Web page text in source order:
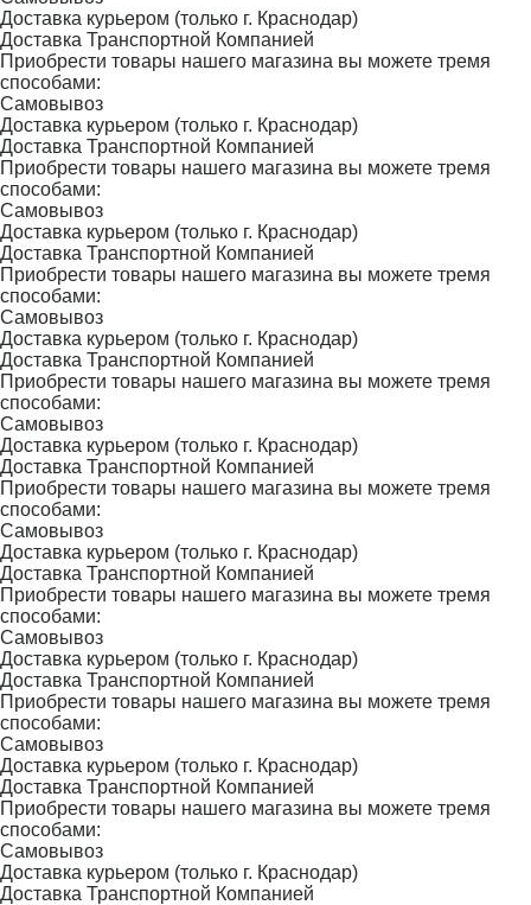
Доставка курьером (только г. Краснодар)
Доставка Транспортной Компанией
Приобрести товары нашего магазина вы можете тремя
способами:
Самовывоз
Доставка курьером (только г. Краснодар)
Доставка Транспортной Компанией
Приобрести товары нашего магазина вы можете тремя
способами:
Самовывоз
Доставка курьером (только г. Краснодар)
Доставка Транспортной Компанией
Приобрести товары нашего магазина вы можете тремя
способами:
Самовывоз
Доставка курьером (только г. Краснодар)
Доставка Транспортной Компанией
Приобрести товары нашего магазина вы можете тремя
способами:
Самовывоз
Доставка курьером (только г. Краснодар)
Доставка Транспортной Компанией
Приобрести товары нашего магазина вы можете тремя
способами:
Самовывоз
Доставка курьером (только г. Краснодар)
Доставка Транспортной Компанией
Приобрести товары нашего магазина вы можете тремя
способами:
Самовывоз
Доставка курьером (только г. Краснодар)
Доставка Транспортной Компанией
Приобрести товары нашего магазина вы можете тремя
способами:
Самовывоз
Доставка курьером (только г. Краснодар)
Доставка Транспортной Компанией
Приобрести товары нашего магазина вы можете тремя
способами:
Самовывоз
Доставка курьером (только г. Краснодар)
Доставка Транспортной Компанией